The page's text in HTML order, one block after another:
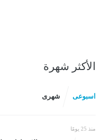
الأكثر شهرة
اسبوعى شهرى
منذ 25 يومًا